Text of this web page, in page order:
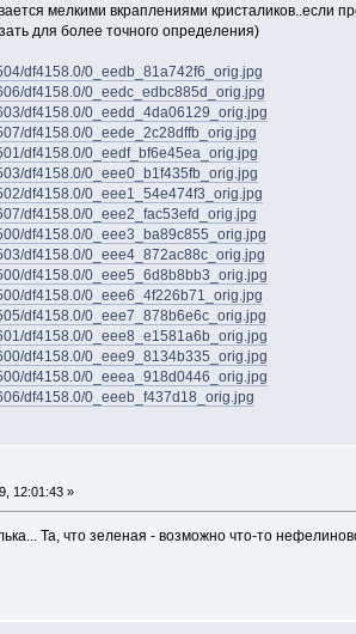
мелкими вкраплениями кристаликов..если
для более точного определения)
df4158.0/0_eedb_81a742f6_orig.jpg
df4158.0/0_eedc_edbc885d_orig.jpg
df4158.0/0_eedd_4da06129_orig.jpg
df4158.0/0_eede_2c28dffb_orig.jpg
df4158.0/0_eedf_bf6e45ea_orig.jpg
df4158.0/0_eee0_b1f435fb_orig.jpg
df4158.0/0_eee1_54e474f3_orig.jpg
df4158.0/0_eee2_fac53efd_orig.jpg
df4158.0/0_eee3_ba89c855_orig.jpg
df4158.0/0_eee4_872ac88c_orig.jpg
df4158.0/0_eee5_6d8b8bb3_orig.jpg
df4158.0/0_eee6_4f226b71_orig.jpg
df4158.0/0_eee7_878b6e6c_orig.jpg
df4158.0/0_eee8_e1581a6b_orig.jpg
df4158.0/0_eee9_8134b335_orig.jpg
df4158.0/0_eeea_918d0446_orig.jpg
df4158.0/0_eeeb_f437d18_orig.jpg
12:01:43 »
Та, что зеленая - возможно что-то